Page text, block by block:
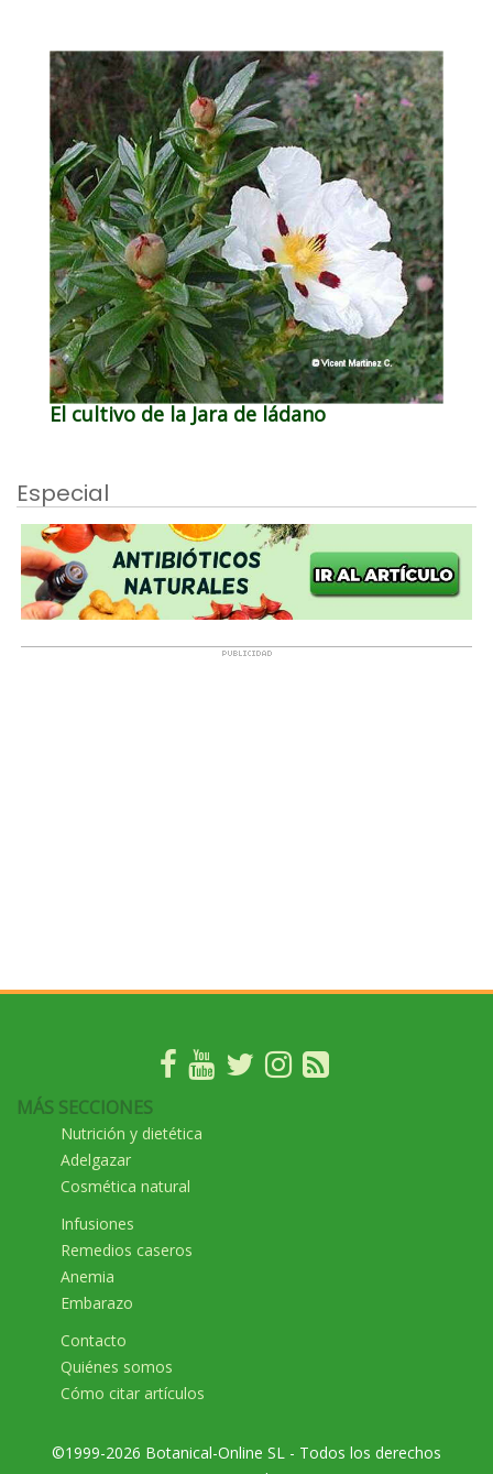
El cultivo de la Jara de ládano
Especial
MÁS SECCIONES
Nutrición y dietética
Adelgazar
Cosmética natural
Infusiones
Remedios caseros
Anemia
Embarazo
Contacto
Quiénes somos
Cómo citar artículos
©1999-2026 Botanical-Online SL - Todos los derechos